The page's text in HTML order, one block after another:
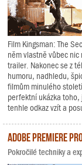
Film Kingsman: The
něm vlastně vůbec
trailer. Nakonec se z
humoru, nadhledu,
filmům minulého
perfektní ukázka
tenhle odkaz vzít a
Adobe Premiere
Pokročilé techniky a